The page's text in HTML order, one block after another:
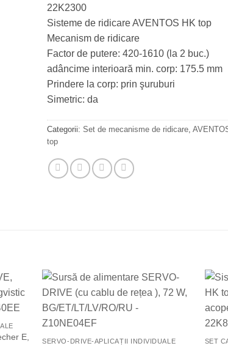
22K2300
Sisteme de ridicare AVENTOS HK top
Mecanism de ridicare
Factor de putere: 420-1610 (la 2 buc.)
adâncime interioară min. corp: 175.5 mm
Prindere la corp: prin şuruburi
Simetric: da
Categorii: Set de mecanisme de ridicare
top
to
E,
SERVO-DRIVE-APLICAȚII INDIVIDUALE SET